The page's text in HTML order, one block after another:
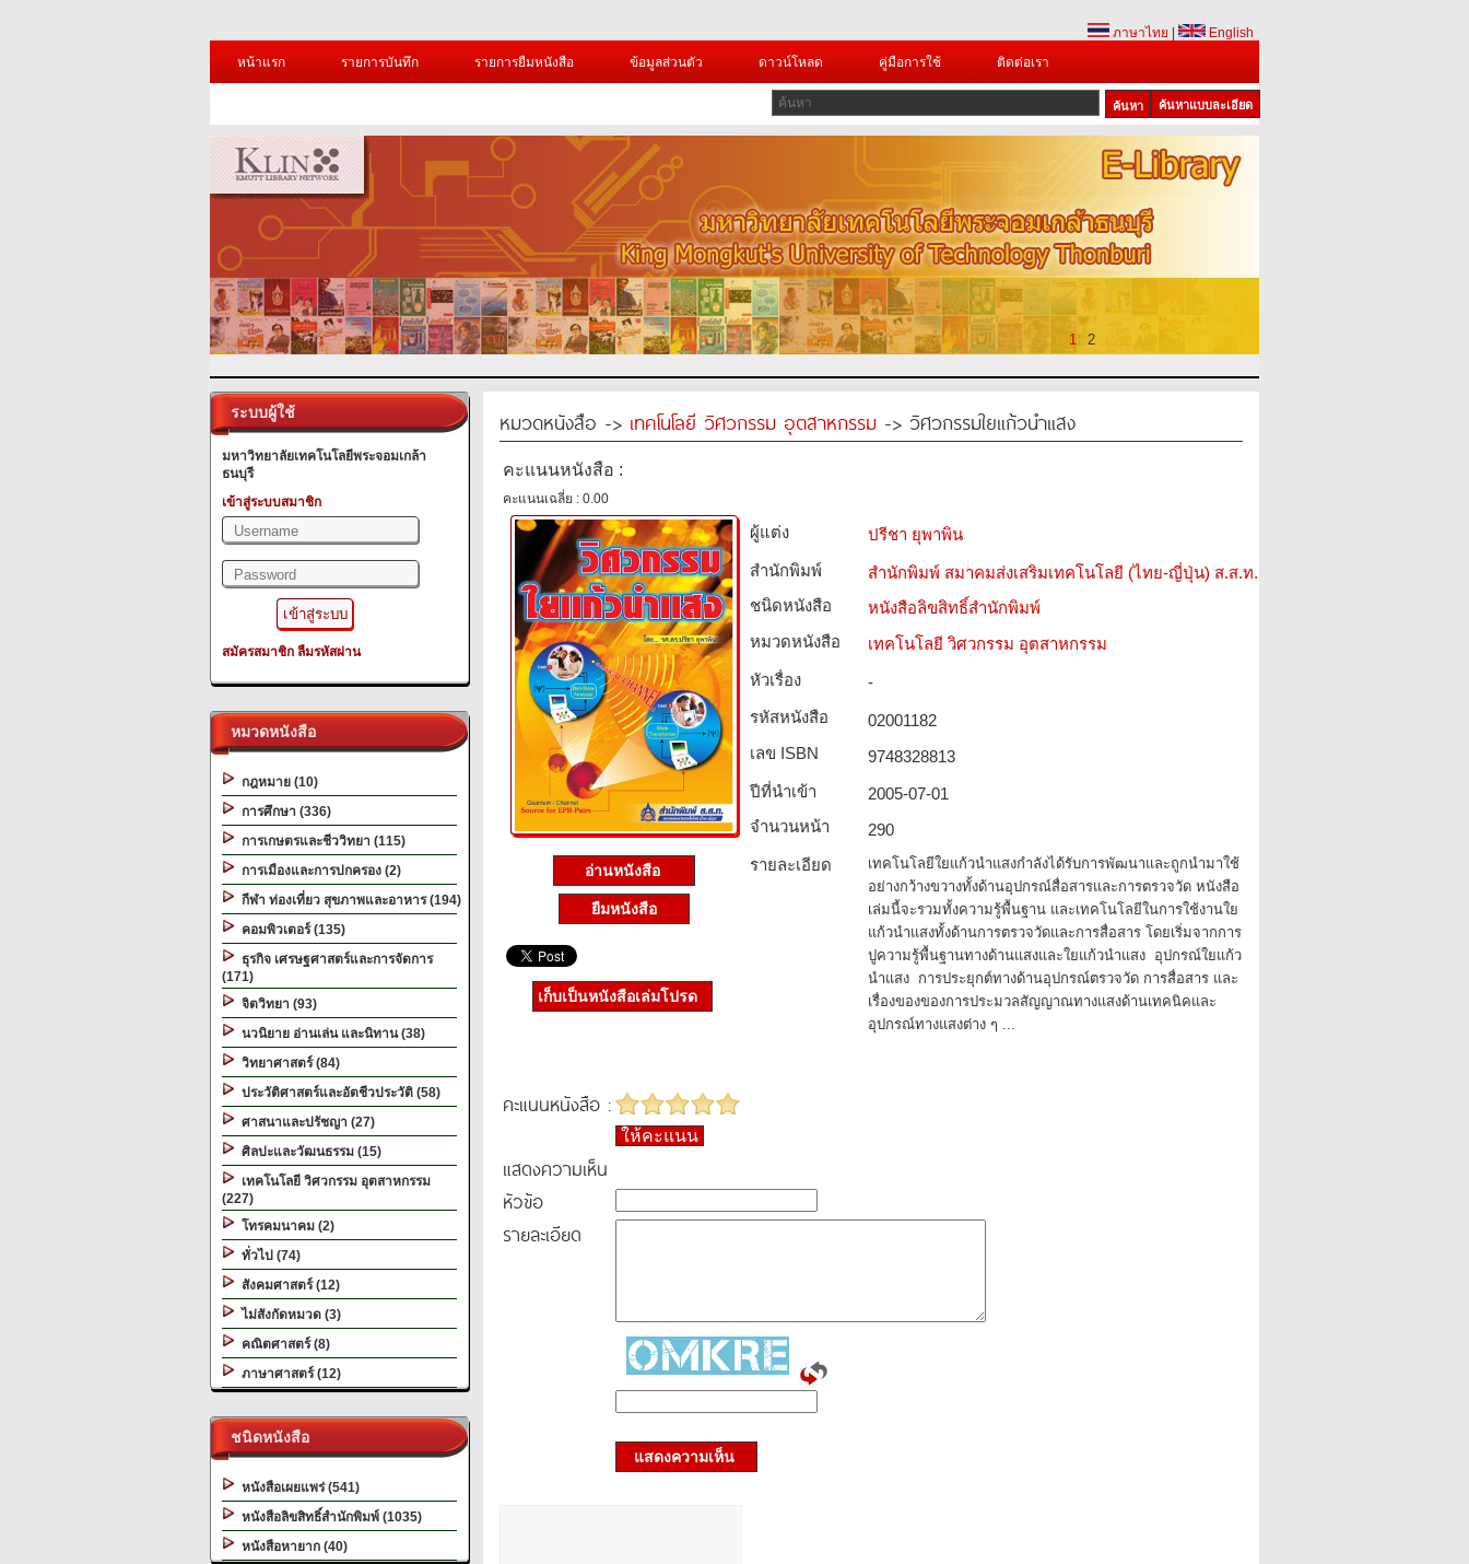
ภาษาไทย
English
หน้าแรก
รายการบันทึก รายการยืมหนังสือ ข้อมูลส่วนตัว ดาวน์โหลด คู่มือการใช้ ติดต่อเรา
ค้นหาแบบละเอียด
1 2
ระบบผู้ใช้
มหาวิทยาลัยเทคโนโลยีพระจอมเกล้า
ธนบุรี
เข้าสู่ระบบสมาชิก
สมัครสมาชิก ลืมรหัสผ่าน
หมวดหนังสือ
กฎหมาย (10)
การศึกษา (336)
การเกษตรและชีววิทยา (115)
การเมืองและการปกครอง (2)
กีฬา ท่องเที่ยว สุขภาพและอาหาร (194)
คอมพิวเตอร์ (135)
ธุรกิจ เศรษฐศาสตร์และการจัดการ
(171)
จิตวิทยา (93)
นวนิยาย อ่านเล่น และนิทาน (38)
วิทยาศาสตร์ (84)
ประวัติศาสตร์และอัตชีวประวัติ (58)
ศาสนาและปรัชญา (27)
ศิลปะและวัฒนธรรม (15)
เทคโนโลยี วิศวกรรม อุตสาหกรรม
(227)
โทรคมนาคม (2)
ทั่วไป (74)
สังคมศาสตร์ (12)
ไม่สังกัดหมวด (3)
คณิตศาสตร์ (8)
ภาษาศาสตร์ (12)
ชนิดหนังสือ
หนังสือเผยแพร่ (541)
หนังสือลิขสิทธิ์สำนักพิมพ์ (1035)
หนังสือหายาก (40)
หมวดหนังสือ -> เทคโนโลยี วิศวกรรม อุตสาหกรรม -> วิศวกรรมใยแก้วนำแสง
คะแนนหนังสือ :
คะแนนเฉลี่ย : 0.00
อ่านหนังสือ
ยืมหนังสือ
ผู้แต่ง
ปรีชา ยุพาพิน
สำนักพิมพ์
สำนักพิมพ์ สมาคมส่งเสริมเทคโนโลยี (ไทย-ญี่ปุ่น) ส.ส.ท.
ชนิดหนังสือ­
หนังสือลิขสิทธิ์สำนักพิมพ์
หมวดหนังสือ­
เทคโนโลยี วิศวกรรม อุตสาหกรรม
หัวเรื่อง
-
รหัสหนังสือ­
02001182
เลข ISBN
9748328813
ปีที่นำเข้า
2005-07-01
จำนวนหน้า
290
รายละเอียด
เทคโนโลยีใยแก้วนำแสงกำลังได้รับการพัฒนาและถูกนำมาใช้
อย่างกว้างขวางทั้งด้านอุปกรณ์สื่อสารและการตรวจวัด หนังสือ
เล่มนี้จะรวมทั้งความรู้พื้นฐาน และเทคโนโลยีในการใช้งานใย
แก้วนำแสงทั้งด้านการตรวจวัดและการสื่อสาร โดยเริ่มจากการ
ปูความรู้พื้นฐานทางด้านแสงและใยแก้วนำแสง อุปกรณ์ใยแก้ว
นำแสง การประยุกต์ทางด้านอุปกรณ์ตรวจวัด การสื่อสาร และ
เรื่องของของการประมวลสัญญาณทางแสงด้านเทคนิคและ
อุปกรณ์ทางแสงต่าง ๆ ...
เก็บเป็นหนังสือเล่มโปรด
คะแนนหนังสือ :
ให้คะแนน
แสดงความเห็น
หัวข้อ
รายละเอียด
แสดงความเห็น